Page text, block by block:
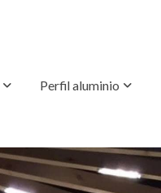
Perfil aluminio